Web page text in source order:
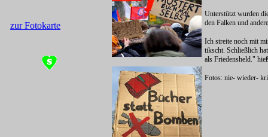
zur Fotokarte